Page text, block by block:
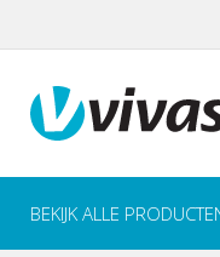
BEKIJK ALLE